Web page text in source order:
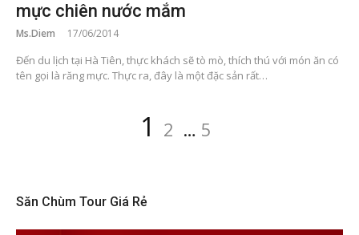
mực chiên nước mắm
Ms.Diem 17/06/2014
Đến du lịch tại Hà Tiên, thực khách sẽ tò mò, thích thú với món ăn có
tên gọi là răng mực. Thực ra, đây là một đặc sản rất…
Page
1 Page
2 … Page
5
Săn Chùm Tour Giá Rẻ